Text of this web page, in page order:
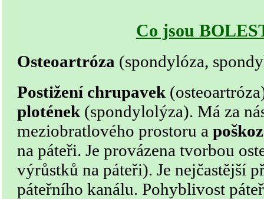
Co jsou
Osteoartróza (spondylóza,
Postižení chrupavek
plotének (spondylolýza). Má za
meziobratlového prostoru a
na páteři. Je provázena tvorbou
výrůstků na páteři). Je nejčastější
páteřního kanálu. Pohyblivost